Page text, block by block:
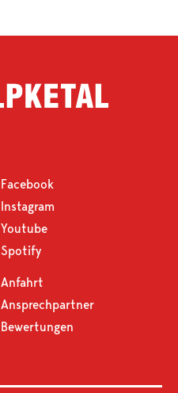
Facebook
Instagram
Youtube
Spotify
Anfahrt
Ansprechpartner
Bewertungen